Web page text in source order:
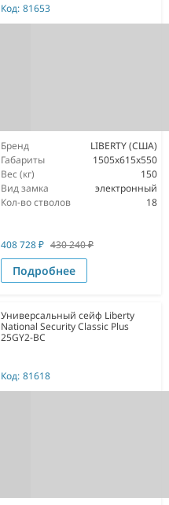
Код: 81653
Бренд
LIBERTY (США)
Габариты
1505x615x550
Вес (кг)
150
Вид замка
электронный
Кол-во стволов
18
408 728₽ 430 240₽
Подробнее
Универсальный сейф Liberty
National Security Classic Plus
25GY2-BC
Код: 81618